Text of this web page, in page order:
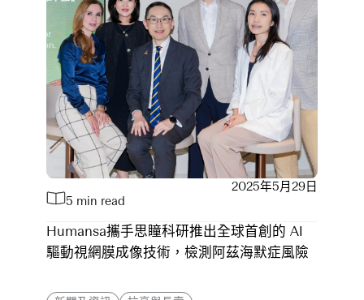
5 min read
2025年5月29日
Humansa攜手思瞳科研推出全球首創的 AI
驅動視網膜成像技術，檢測阿茲海默症風險